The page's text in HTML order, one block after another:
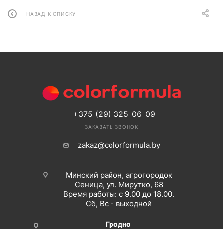
НАЗАД К СПИСКУ
+375 (29) 325-06-09
ЗАКАЗАТЬ ЗВОНОК
zakaz@colorformula.by
Минский район, агрогородок
Сеница, ул. Мирутко, 68
Время работы: с 9.00 до 18.00.
Сб, Вс - выходной
Гродно